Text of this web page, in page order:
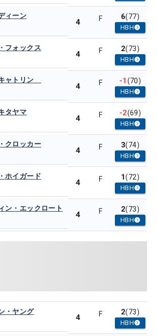
ィーン
4 F 6(77)
HBH
フォックス
4 F 2(73)
HBH
ャトリン
4 F -1(70)
HBH
タヤマ
4 F -2(69)
HBH
クロッカー
4 F 3(74)
HBH
ホイガード
4 F 1(72)
HBH
ン・エックロート
4 F 2(73)
HBH
・ヤング
4 F 2(73)
HBH